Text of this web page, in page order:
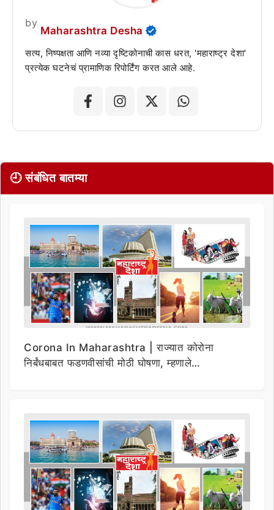
by
Maharashtra Desha
सत्य, निष्पक्षता आणि नव्या दृष्टिकोनाची कास धरत, 'महाराष्ट्र देशा'
प्रत्येक घटनेचं प्रामाणिक रिपोर्टिंग करत आले आहे.
🕘 संबंधित बातम्या
Corona In Maharashtra | राज्यात कोरोना
निर्बंधबाबत फडणवीसांची मोठी घोषणा, म्हणाले…